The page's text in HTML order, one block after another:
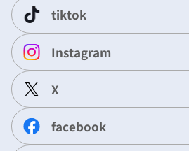
tiktok
Instagram
X
facebook